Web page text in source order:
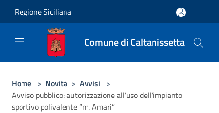
Regione Siciliana
Comune di Caltanissetta
Home > Novità > Avvisi >
Avviso pubblico: autorizzazione all’uso dell’impianto
sportivo polivalente “m. Amari”